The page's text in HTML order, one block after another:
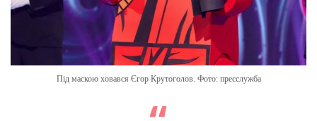
Під маскою ховався Єгор Крутоголов. Фото: пресслужба